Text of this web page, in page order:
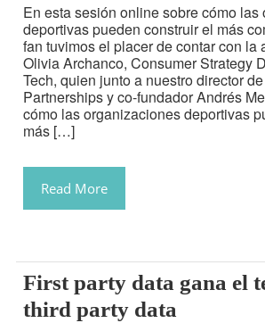
En esta sesión online sobre cómo
deportivas pueden construir el más
fan tuvimos el placer de contar con la
Olivia Archanco, Consumer Strategy
Tech, quien junto a nuestro director
Partnerships y co-fundador Andrés
cómo las organizaciones deportivas
más […]
Read More
First party data gana el
third party data